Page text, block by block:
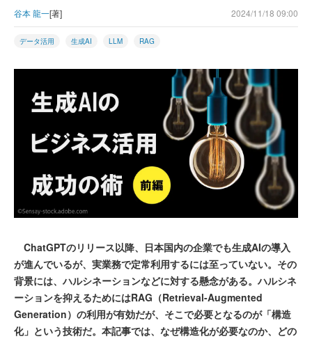
谷本 龍一[著] 2024/11/18 09:00
データ活用 生成AI LLM RAG
ChatGPTのリリース以降、日本国内の企業でも生成AIの導入
が進んでいるが、実業務で定常利用するには至っていない。その
背景には、ハルシネーションなどに対する懸念がある。ハルシネ
ーションを抑えるためにはRAG（Retrieval-Augmented
Generation）の利用が有効だが、そこで必要となるのが「構造
化」という技術だ。本記事では、なぜ構造化が必要なのか、どの